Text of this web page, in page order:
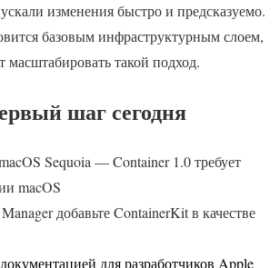
изменения быстро и предсказуемо.
базовым инфраструктурным слоем,
масштабировать такой подход.
шаг сегодня
Sequoia — Container 1.0 требует
macOS
добавьте ContainerKit в качестве
документацией для разработчиков Apple